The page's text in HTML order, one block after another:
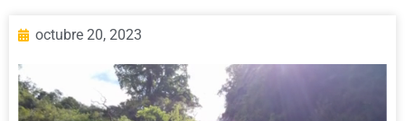
octubre 20, 2023